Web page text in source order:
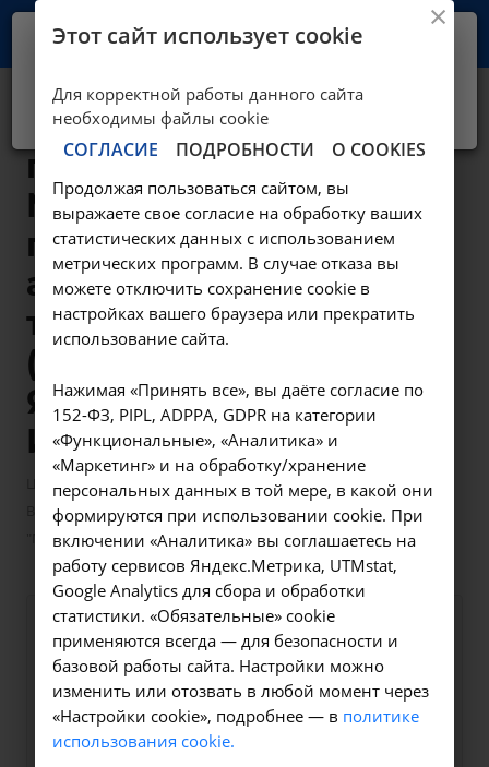
Введение
препарата
Мэлсмон 1
процедура - 1
ампула "Мэлсмон-
терапия"
(Melsmon,
Япония) - 5.5 в
Иркутске
Цены в Иркутске — Манипуляции гинекологические —
Введение препарата Мэлсмон 1 процедура - 1 ампула
"Мэлсмон-терапия" (Melsmon, Япония) - 5.5 в Иркутске
Оформите заявку на сайте,
мы свяжемся с вами в
ближайшее время и ответим
на все интересующие
вопросы.
4000 ₽
Ваш город -Иркутск?
Да, верно Нет, выбрать другой
Этот сайт использует cookie
Для корректной работы данного сайта
необходимы файлы cookie
СОГЛАСИЕ ПОДРОБНОСТИ О COOKIES
Продолжая пользоваться сайтом, вы
выражаете свое согласие на обработку ваших
статистических данных с использованием
метрических программ. В случае отказа вы
можете отключить сохранение cookie в
настройках вашего браузера или прекратить
использование сайта.
Нажимая «Принять все», вы даёте согласие по
152-ФЗ, PIPL, ADPPA, GDPR на категории
«Функциональные», «Аналитика» и
«Маркетинг» и на обработку/хранение
персональных данных в той мере, в какой они
формируются при использовании cookie. При
включении «Аналитика» вы соглашаетесь на
работу сервисов Яндекс.Метрика, UTMstat,
Google Analytics для сбора и обработки
статистики. «Обязательные» cookie
применяются всегда — для безопасности и
базовой работы сайта. Настройки можно
изменить или отозвать в любой момент через
«Настройки cookie», подробнее — в политике
использования cookie.